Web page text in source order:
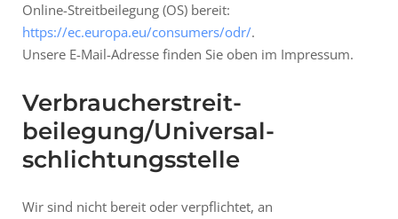
Online-Streitbeilegung (OS) bereit:
https://ec.europa.eu/consumers/odr/.
Unsere E-Mail-Adresse finden Sie oben im Impressum.
Verbraucher­streit­
beilegung/Universal­
schlichtungs­stelle
Wir sind nicht bereit oder verpflichtet, an